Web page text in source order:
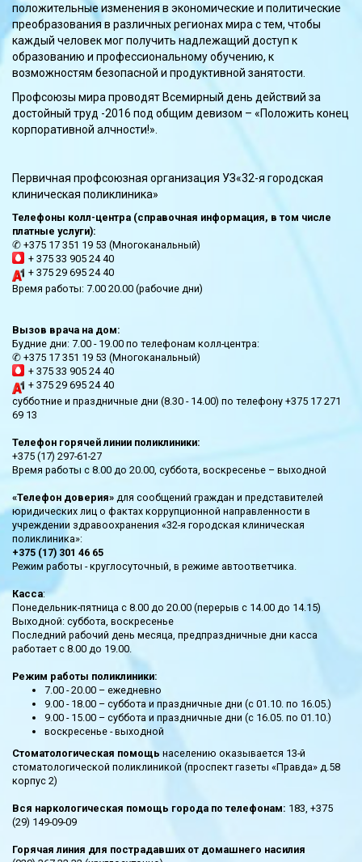
положительные изменения в экономические и политические
преобразования в различных регионах мира с тем, чтобы
каждый человек мог получить надлежащий доступ к
образованию и профессиональному обучению, к
возможностям безопасной и продуктивной занятости.
Профсоюзы мира проводят Всемирный день действий за
достойный труд -2016 под общим девизом – «Положить конец
корпоративной алчности!».
Первичная профсоюзная организация УЗ«32-я городская
клиническая поликлиника»
Телефоны колл-центра (справочная информация, в том числе
платные услуги):
✆ +375 17 351 19 53 (Многоканальный)
+ 375 33 905 24 40
+ 375 29 695 24 40
Время работы: 7.00 20.00 (рабочие дни)
Вызов врача на дом:
Будние дни: 7.00 - 19.00 по телефонам колл-центра:
✆ +375 17 351 19 53 (Многоканальный)
+ 375 33 905 24 40
+ 375 29 695 24 40
субботние и праздничные дни (8.30 - 14.00) по телефону +375 17 271
69 13
Телефон горячей линии поликлиники:
+375 (17) 297-61-27
Время работы с 8.00 до 20.00, суббота, воскресенье – выходной
«Телефон доверия» для сообщений граждан и представителей
юридических лиц о фактах коррупционной направленности в
учреждении здравоохранения «32-я городская клиническая
поликлиника»:
+375 (17) 301 46 65
Режим работы - круглосуточный, в режиме автоответчика.
Касса:
Понедельник-пятница с 8.00 до 20.00 (перерыв с 14.00 до 14.15)
Выходной: суббота, воскресенье
Последний рабочий день месяца, предпраздничные дни касса
работает с 8.00 до 19.00.
Режим работы поликлиники:
7.00 - 20.00 – ежедневно
9.00 - 18.00 – суббота и праздничные дни (с 01.10. по 16.05.)
9.00 - 15.00 – суббота и праздничные дни (с 16.05. по 01.10.)
воскресенье - выходной
Стоматологическая помощь населению оказывается 13-й
стоматологической поликлиникой (проспект газеты «Правда» д.58
корпус 2)
Вся наркологическая помощь города по телефонам: 183, +375
(29) 149-09-09
Горячая линия для пострадавших от домашнего насилия